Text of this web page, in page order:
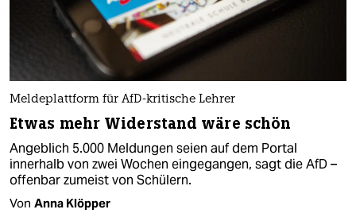
Meldeplattform für AfD-kritische Lehrer
Etwas mehr Widerstand wäre schön
Angeblich 5.000 Meldungen seien auf dem Portal
innerhalb von zwei Wochen eingegangen, sagt die AfD –
offenbar zumeist von Schülern.
Von Anna Klöpper